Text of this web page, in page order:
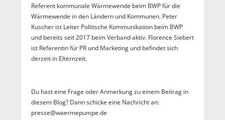
Referent kommunale Wärmewende beim BWP für die
Wärmewende in den Ländern und Kommunen. Peter
Kuscher ist Leiter Politische Kommunikation beim BWP
und bereits seit 2017 beim Verband aktiv. Florence Siebert
ist Referentin für PR und Marketing und befindet sich
derzeit in Elternzeit.
Du hast eine Frage oder Anmerkung zu einem Beitrag in
diesem Blog? Dann schicke eine Nachricht an:
presse@waermepumpe.de